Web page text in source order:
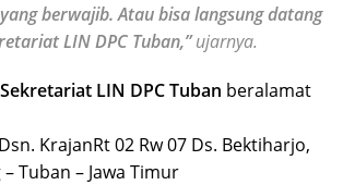
berwajib. Atau bisa langsung datang
LIN DPC Tuban,”ujarnya.
LIN DPC Tuban beralamat
KrajanRt 02 Rw 07 Ds. Bektiharjo,
Tuban – Jawa Timur